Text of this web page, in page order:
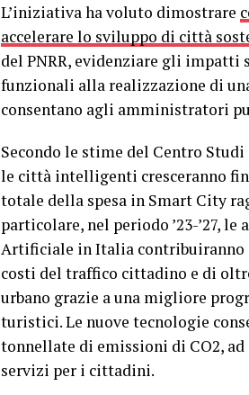
L’iniziativa ha voluto dimostrare
accelerare lo sviluppo di città
del PNRR, evidenziare gli impatti
funzionali alla realizzazione di
consentano agli amministratori
Secondo le stime del Centro
le città intelligenti cresceranno
totale della spesa in Smart City
particolare, nel periodo ’23-’27,
Artificiale in Italia contribuiranno
costi del traffico cittadino e di
urbano grazie a una migliore
turistici. Le nuove tecnologie
tonnellate di emissioni di CO2,
servizi per i cittadini.